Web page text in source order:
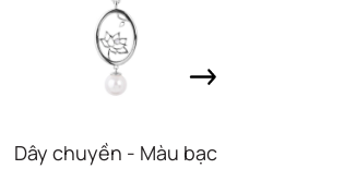
Dây chuyền - Màu bạc